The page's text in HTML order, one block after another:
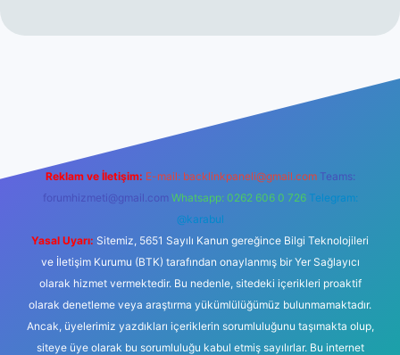
Reklam ve İletişim: E-mail: backlinkpaneli@gmail.com Teams:
forumhizmeti@gmail.com Whatsapp: 0262 606 0 726 Telegram:
@karabul
Yasal Uyarı: Sitemiz, 5651 Sayılı Kanun gereğince Bilgi Teknolojileri
ve İletişim Kurumu (BTK) tarafından onaylanmış bir Yer Sağlayıcı
olarak hizmet vermektedir. Bu nedenle, sitedeki içerikleri proaktif
olarak denetleme veya araştırma yükümlülüğümüz bulunmamaktadır.
Ancak, üyelerimiz yazdıkları içeriklerin sorumluluğunu taşımakta olup,
siteye üye olarak bu sorumluluğu kabul etmiş sayılırlar. Bu internet